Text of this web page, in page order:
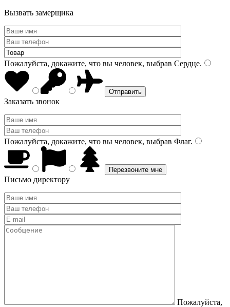
Вызвать замерщика
Пожалуйста, докажите, что вы человек, выбрав Сердце.
Заказать звонок
Пожалуйста, докажите, что вы человек, выбрав Флаг.
Письмо директору
Пожалуйста,